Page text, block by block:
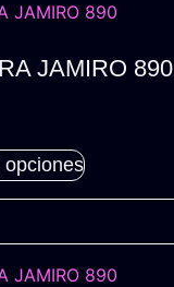
JAMIRO 890
opciones